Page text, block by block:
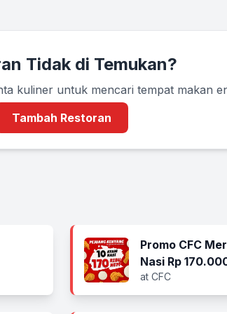
Tidak di Temukan?
kuliner untuk mencari tempat makan
Tambah Restoran
Promo CFC
Nasi Rp
at CFC